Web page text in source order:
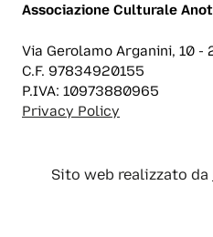
Associazione Culturale
Via Gerolamo Arganini, 10 -
C.F. 97834920155
P.IVA: 10973880965
Privacy Policy
Sito web realizzato da